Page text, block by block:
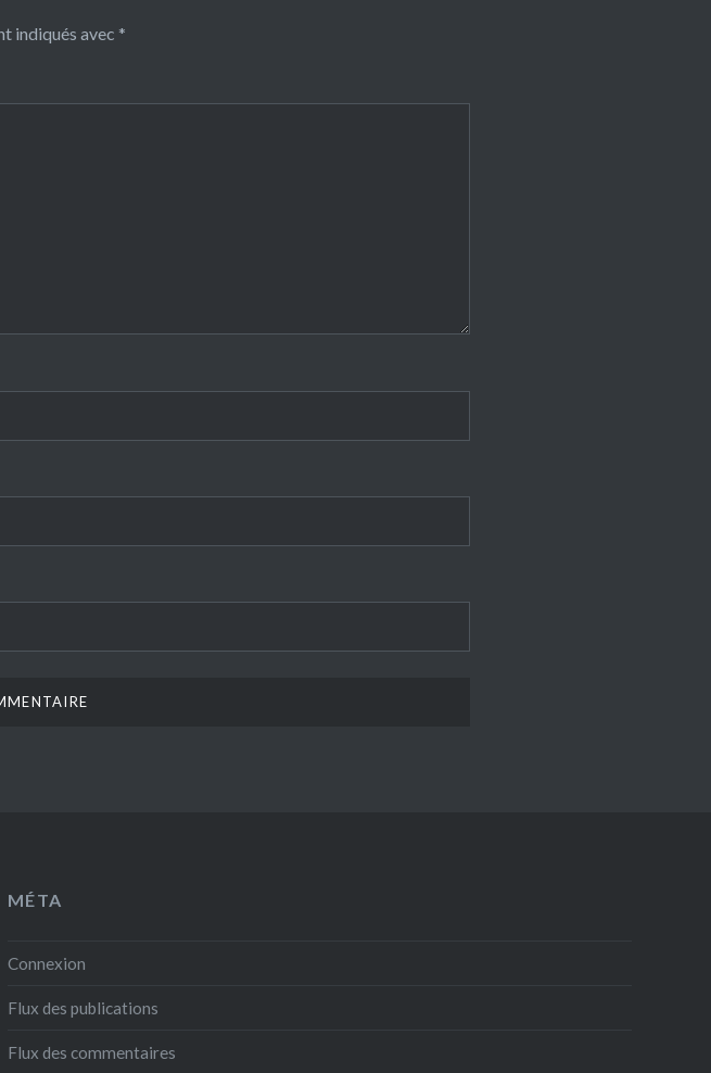
indiqués avec *
MÉTA
Connexion
Flux des publications
Flux des commentaires